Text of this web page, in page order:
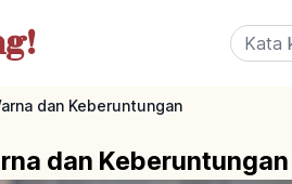
dan Keberuntungan
dan Keberuntungan